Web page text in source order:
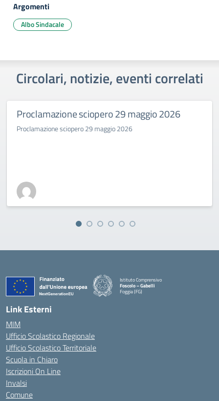
Argomenti
Albo Sindacale
Circolari, notizie, eventi correlati
Proclamazione sciopero 29 maggio 2026
Proclamazione sciopero 29 maggio 2026
Istituto Comprensivo
Foscolo – Gabelli
Foggia (FG)
— Visita la pagina iniziale della scuola
Link Esterni
MIM
Ufficio Scolastico Regionale
Ufficio Scolastico Territoriale
Scuola in Chiaro
Iscrizioni On Line
Invalsi
Comune